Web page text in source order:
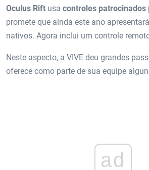
Oculus Rift usa controles patrocinados
promete que ainda este ano
nativos. Agora inclui um controle
Neste aspecto, a VIVE deu grandes
oferece como parte de sua equipe
ad